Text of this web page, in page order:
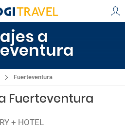
a
Fuerteventura
Fuerteventura
+ HOTEL